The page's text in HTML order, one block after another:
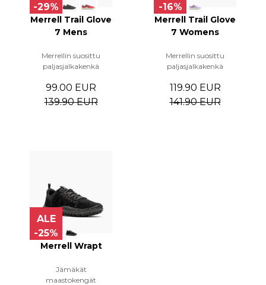
-29%
Merrell Trail Glove
7 Mens
Merrellin suosittu
paljasjalkakenkä
99.00 EUR
139.90 EUR
-16%
Merrell Trail Glove
7 Womens
Merrellin suosittu
paljasjalkakenkä
119.90 EUR
141.90 EUR
ALE
-25%
Merrell Wrapt
Jämäkät
maastokengät